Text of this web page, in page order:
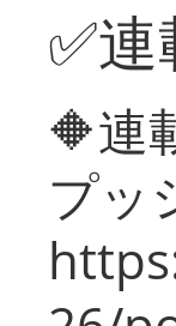
✅
🔶連
プッ